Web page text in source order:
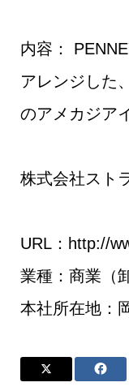
内容：
アレンジした
のアメカジア
株式会社スト
URL：http://
業種：商業（
本社所在地：